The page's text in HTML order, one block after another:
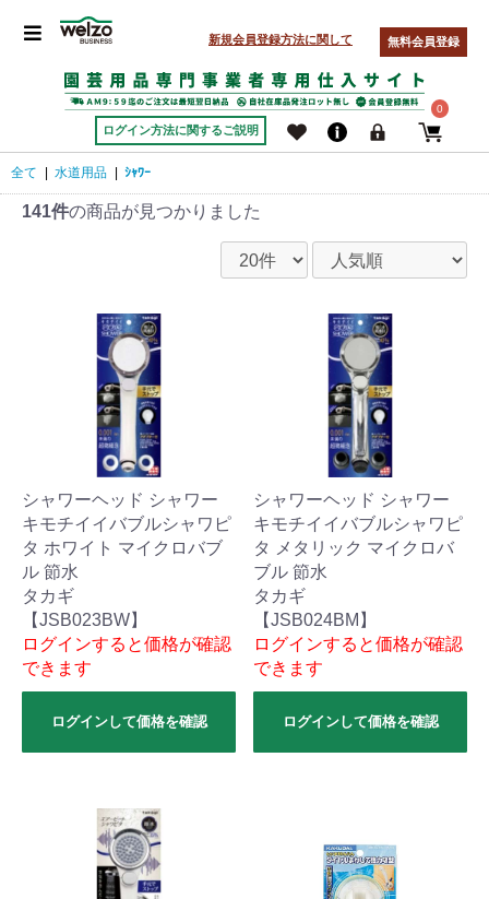
新規会員登録方法に関して 無料会員登録
ログイン方法に関するご説明
0
全て | 水道用品 | ｼｬﾜｰ
141件の商品が見つかりました
シャワーヘッド シャワー
キモチイイバブルシャワピ
タ ホワイト マイクロバブ
ル 節水
タカギ
【JSB023BW】
ログインすると価格が確認
できます
ログインして価格を確認
シャワーヘッド シャワー
キモチイイバブルシャワピ
タ メタリック マイクロバ
ブル 節水
タカギ
【JSB024BM】
ログインすると価格が確認
できます
ログインして価格を確認